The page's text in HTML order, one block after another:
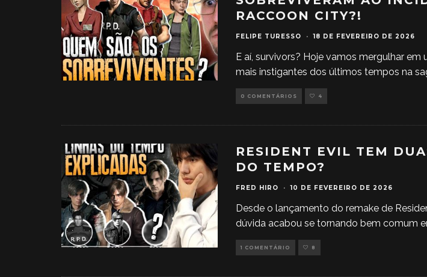
RACCOON CITY?!
FELIPE TURESSO · 18 DE FEVEREIRO DE 2026
E aí, survivors? Hoje vamos mergulhar em
mais instigantes dos últimos tempos na
0 COMENTÁRIOS 4
RESIDENT EVIL TEM
DO TEMPO?
FRED HIRO · 10 DE FEVEREIRO DE 2026
Desde o lançamento do remake de
dúvida acabou se tornando bem comum
1 COMENTÁRIO 8